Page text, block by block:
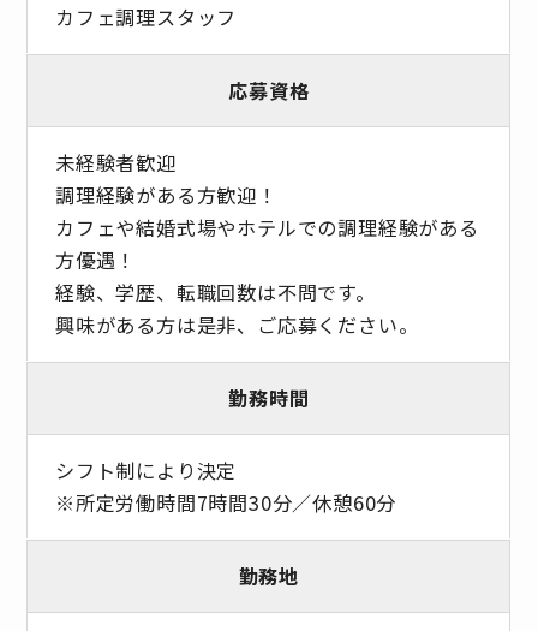
カフェ調理スタッフ
応募資格
未経験者歓迎
調理経験がある方歓迎！
カフェや結婚式場やホテルでの調理経験がある
方優遇！
経験、学歴、転職回数は不問です。
興味がある方は是非、ご応募ください。
勤務時間
シフト制により決定
※所定労働時間7時間30分／休憩60分
勤務地